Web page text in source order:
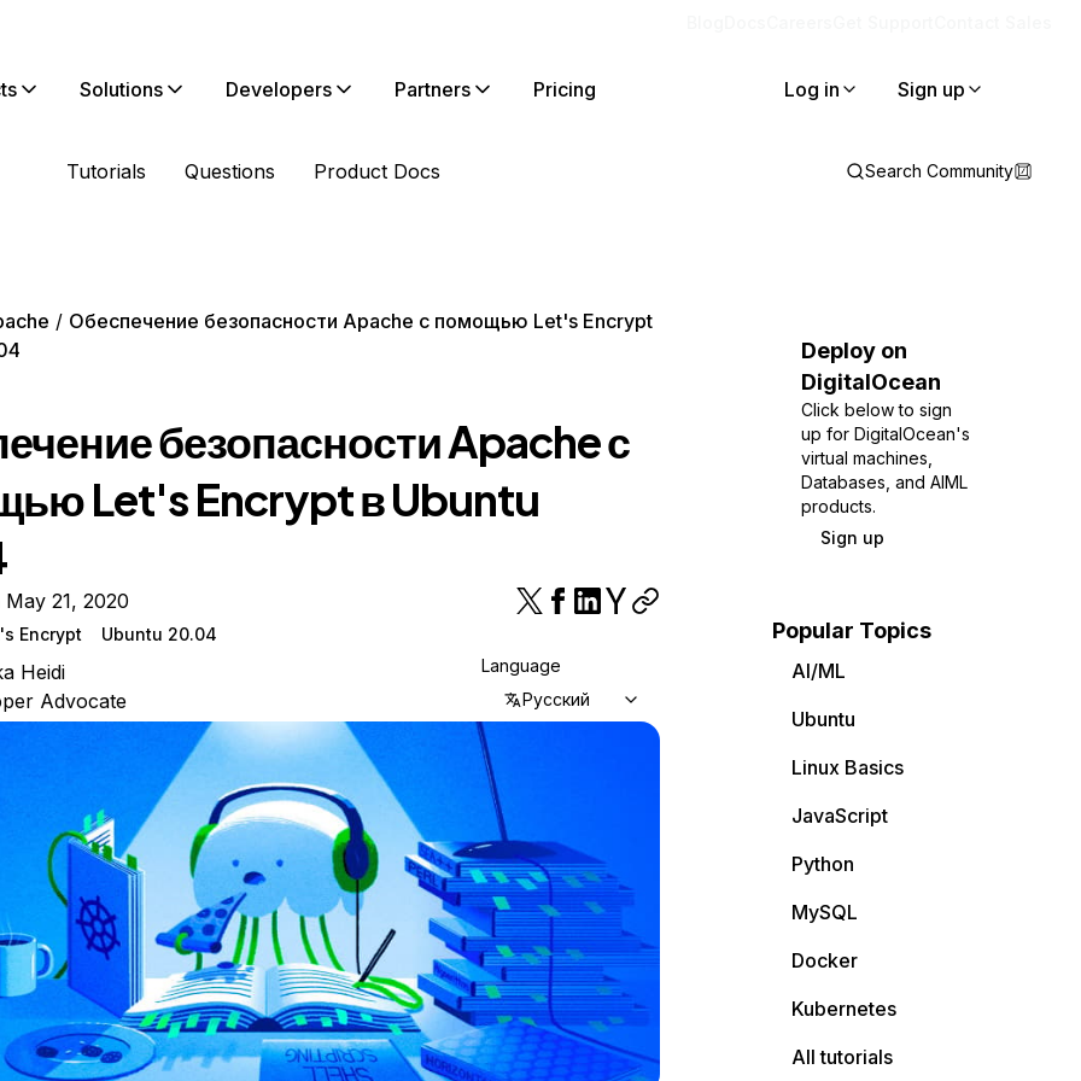
Solutions Developers Partners Pricing Log in Sign up
Tutorials Questions Product Docs Search Community
Обеспечение безопасности Apache с помощью Let's Encrypt
безопасности Apache с
Let's Encrypt в Ubuntu
21, 2020
Encrypt Ubuntu 20.04
Heidi
Advocate
Language
Русский
Deploy on
DigitalOcean
Click below to sign
up for DigitalOcean's
virtual machines,
Databases, and AIML
products.
Sign up
Popular Topics
AI/ML
Ubuntu
Linux Basics
JavaScript
Python
MySQL
Docker
Kubernetes
All tutorials